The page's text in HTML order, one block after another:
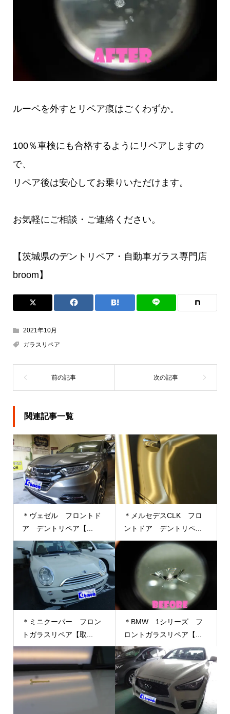
ルーペを外すとリペア痕はごくわずか。
100％車検にも合格するようにリペアしますの
で、
リペア後は安心してお乗りいただけます。
お気軽にご相談・ご連絡ください。
【茨城県のデントリペア・自動車ガラス専門店
broom】
2021年10月
ガラスリペア
関連記事一覧
＊ヴェゼル フロントド
ア デントリペア【...
＊メルセデスCLK フロ
ントドア デントリペ...
＊ミニクーパー フロン
トガラスリペア【取...
＊BMW 1シリーズ フ
ロントガラスリペア【...